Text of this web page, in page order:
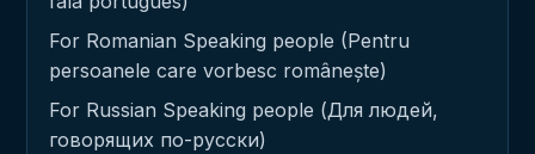
For Romanian Speaking people (Pentru
persoanele care vorbesc românește)
For Russian Speaking people (Для людей,
говорящих по-русски)